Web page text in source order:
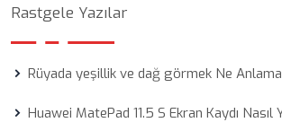
Rastgele Yazılar
Rüyada yeşillik ve dağ görmek Ne
Huawei MatePad 11.5 S Ekran Kaydı Nasıl